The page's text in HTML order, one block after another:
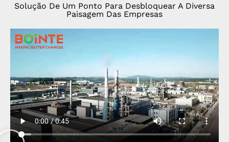
Solução De Um Ponto Para Desbloquear A Diversa
Paisagem Das Empresas